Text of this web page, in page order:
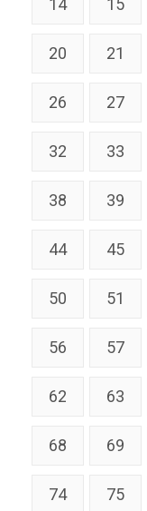
20 21
26 27
32 33
38 39
44 45
50 51
56 57
62 63
68 69
74 75